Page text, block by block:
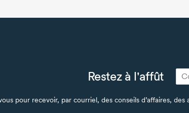
Restez à l'affût
pour recevoir, par courriel, des conseils d’affaires,